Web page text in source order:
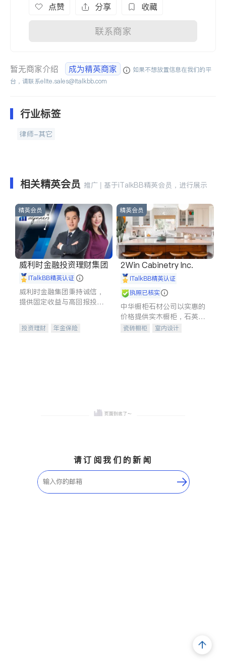
点赞 分享 收藏
联系商家
暂无商家介绍 成为精英商家
如果不想放置信息在我们的平
台，请联系elite.sales@italkbb.com
行业标签
律师-其它
相关精英会员 推广 | 基于iTalkBB精英会员，进行展示
精英会员
威利时金融投资理财集团
iTalkBB精英认证
威利时金融集团秉持诚信，
提供固定收益与高回报投资
合，助力客户实现目标
投资理财
年金保险
精英会员
2Win Cabinetry Inc.
iTalkBB精英认证
执照已核实
中华橱柜石材公司以实惠的
价格提供实木橱柜，石英石
台面，多种优质不锈钢水
瓷砖橱柜
室内设计
请订阅我们的新闻